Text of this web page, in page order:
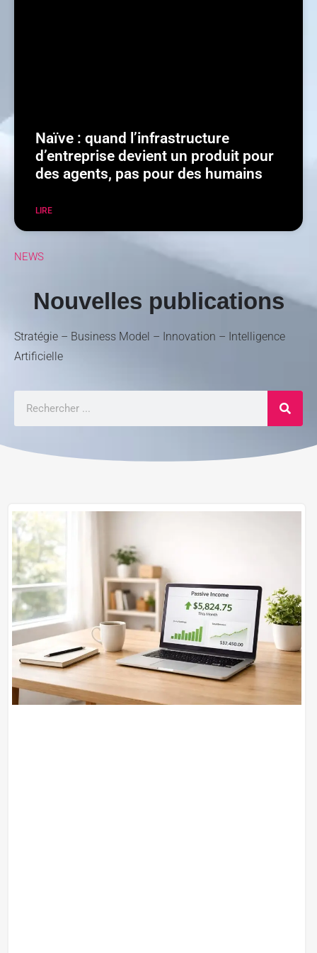
NEWS
Nouvelles publications
Stratégie – Business Model – Innovation – Intelligence
Artificielle
Naïve : quand l’infrastructure
d’entreprise devient un produit pour
des agents, pas pour des humains
LIRE